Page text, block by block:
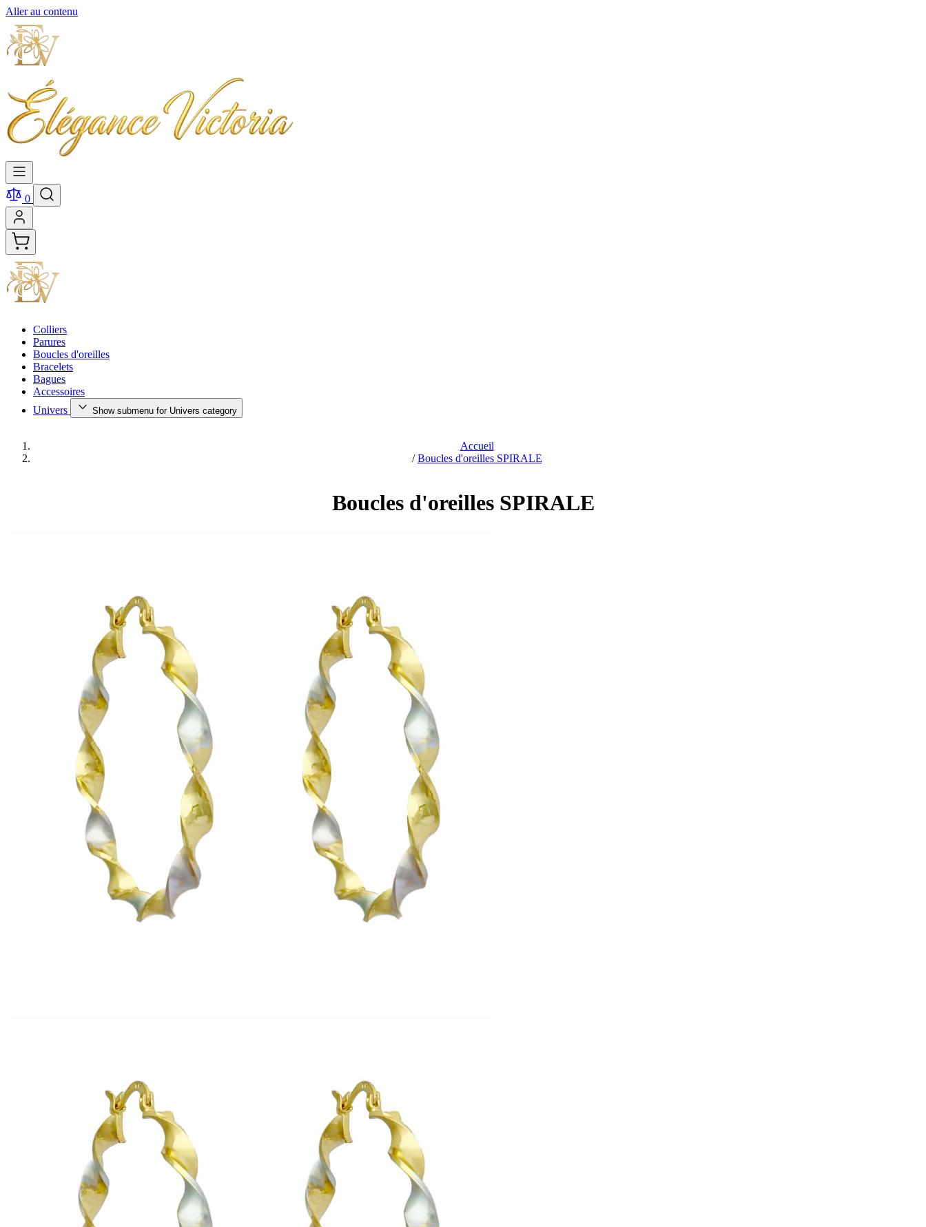
Aller au contenu
0
Colliers
Parures
Boucles d'oreilles
Bracelets
Bagues
Accessoires
Univers
Show submenu for Univers category
Accueil
/ Boucles d'oreilles SPIRALE
Boucles d'oreilles SPIRALE